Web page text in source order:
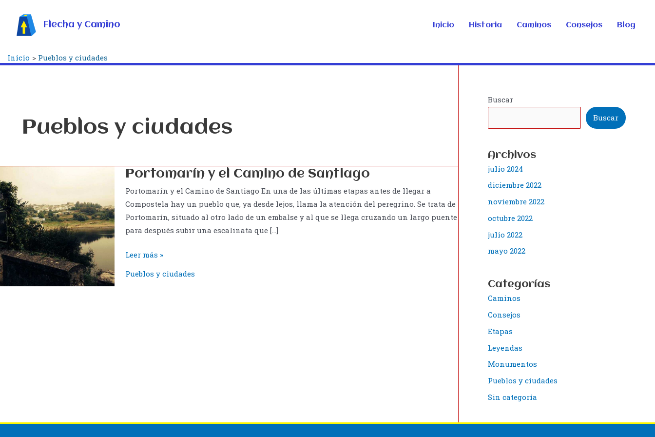
contenido
Flecha y Camino Inicio Historia Caminos Consejos Blog
Inicio Pueblos y ciudades
Pueblos y ciudades
Portomarín y el Camino de Santiago
Portomarín y el Camino de Santiago En una de las últimas etapas antes de llegar a
Compostela hay un pueblo que, ya desde lejos, llama la atención del peregrino. Se trata de
Portomarín, situado al otro lado de un embalse y al que se llega cruzando un largo puente
para después subir una escalinata que […]
Portomarín
Leer más »
Pueblos y ciudades
Buscar
Buscar
Archivos
julio 2024
diciembre 2022
noviembre 2022
octubre 2022
julio 2022
mayo 2022
Categorías
Caminos
Consejos
Etapas
Leyendas
Monumentos
Pueblos y ciudades
Sin categoría